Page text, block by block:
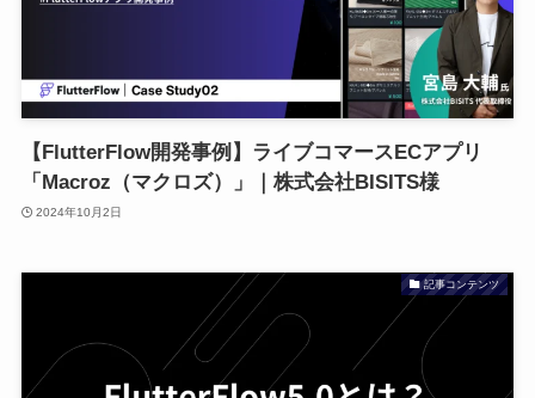
【FlutterFlow開発事例】ライブコマースECアプリ
「Macroz（マクロズ）」｜株式会社BISITS様
2024年10月2日
記事コンテンツ